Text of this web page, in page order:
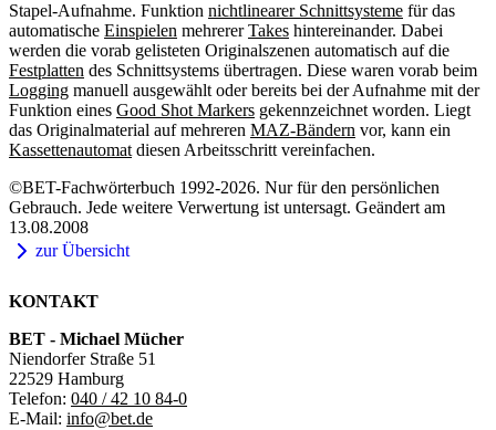
Stapel-Aufnahme. Funktion nichtlinearer Schnittsysteme für das
automatische Einspielen mehrererTakes hintereinander. Dabei
werden die vorab gelisteten Originalszenen automatisch auf die
Festplatten des Schnittsystems übertragen. Diese waren vorab beim
Logging manuell ausgewählt oder bereits bei der Aufnahme mit der
Funktion eines Good Shot Markers gekennzeichnet worden. Liegt
das Originalmaterial auf mehreren MAZ-Bändern vor, kann ein
Kassettenautomat diesen Arbeitsschritt vereinfachen.
©BET-Fachwörterbuch 1992-2026. Nur für den persönlichen
Gebrauch. Jede weitere Verwertung ist untersagt. Geändert am
13.08.2008
zur Übersicht
KONTAKT
BET - Michael Mücher
Niendorfer Straße 51
22529 Hamburg
Telefon: 040 / 42 10 84-0
E-Mail: info@bet.de